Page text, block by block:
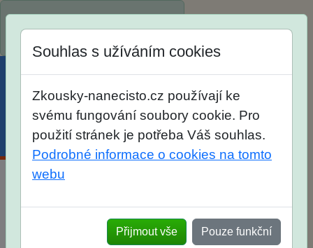
Menu Účet Košík
po skutečných přijímacích
Souhlas s užíváním cookies
Zkousky-nanecisto.cz používají ke
svému fungování soubory cookie. Pro
použití stránek je potřeba Váš souhlas.
Podrobné informace o cookies na tomto
webu
Přijmout vše Pouze funkční